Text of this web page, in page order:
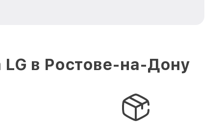
в Ростове-на-Дону